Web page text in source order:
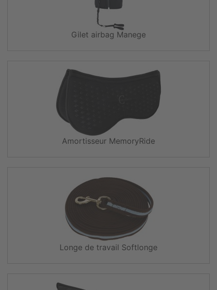
Gilet airbag Manege
Amortisseur MemoryRide
Longe de travail Softlonge